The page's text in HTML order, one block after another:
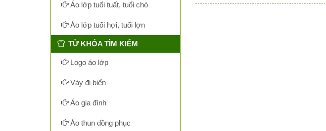
Áo lớp tuổi tuất, tuổi chó
Áo lớp tuổi hợi, tuổi lợn
TỪ KHÓA TÌM KIẾM
Logo áo lớp
Váy đi biển
Áo gia đình
Áo thun đồng phục